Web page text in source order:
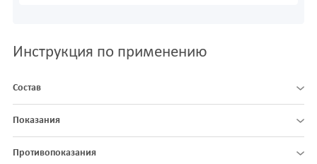
Инструкция по применению
Состав
Показания
Противопоказания